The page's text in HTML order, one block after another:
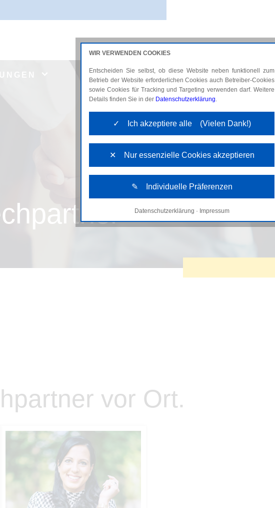
AKTUELLES KARRIERE
vor Ort.
WIR VERWENDEN COOKIES
Entscheiden Sie selbst, ob diese Website neben funktionell zum
Betrieb der Website erforderlichen Cookies auch Betreiber-Cookies
sowie Cookies für Tracking und Targeting verwenden darf. Weitere
Details finden Sie in der Datenschutzerklärung.
✓ Ich akzeptiere alle (Vielen Dank!)
✕ Nur essenzielle Cookies akzeptieren
✎ Individuelle Präferenzen
Notwendige Cookies
Datenschutzerklärung · Impressum